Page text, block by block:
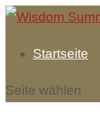
Startseite
Seite wählen